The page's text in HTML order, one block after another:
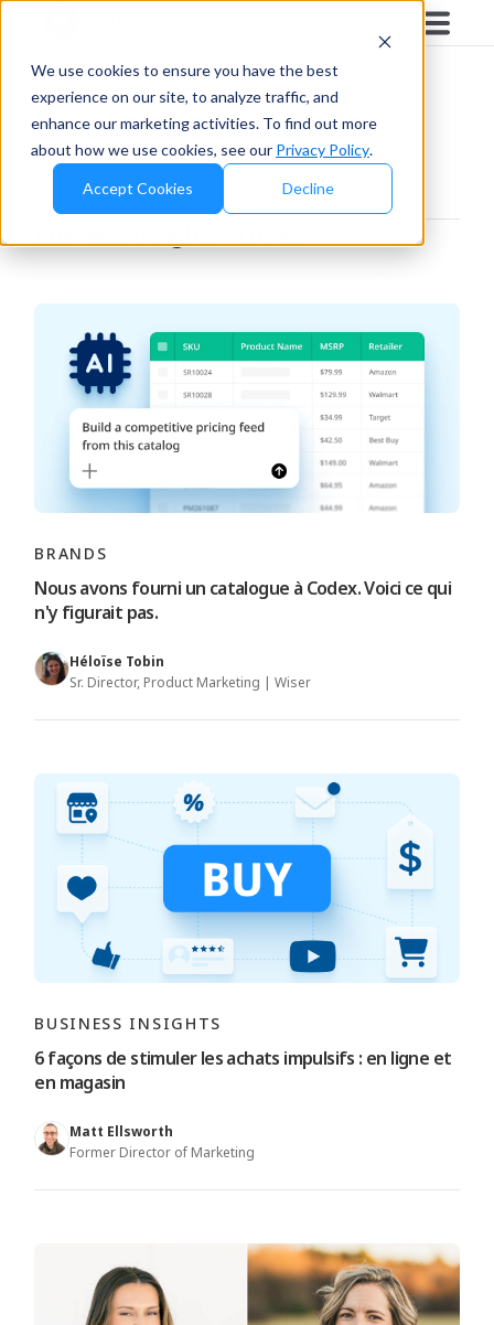
We use cookies to ensure you have the best
experience on our site, to analyze traffic, and
enhance our marketing activities. To find out more
about how we use cookies, see our Privacy Policy.
Accept Cookies Decline
Business Insights
BRANDS
Nous avons fourni un catalogue à Codex. Voici ce qui
n'y figurait pas.
Héloïse Tobin
Sr. Director, Product Marketing | Wiser
BUSINESS INSIGHTS
6 façons de stimuler les achats impulsifs : en ligne et
en magasin
Matt Ellsworth
Former Director of Marketing